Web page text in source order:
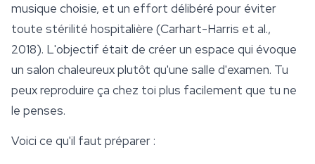
musique choisie, et un effort délibéré pour éviter
toute stérilité hospitalière (Carhart-Harris et al.,
2018). L'objectif était de créer un espace qui évoque
un salon chaleureux plutôt qu'une salle d'examen. Tu
peux reproduire ça chez toi plus facilement que tu ne
le penses.
Voici ce qu'il faut préparer :